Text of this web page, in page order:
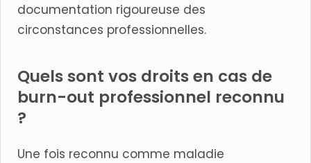
documentation rigoureuse des
circonstances professionnelles.
Quels sont vos droits en cas de
burn-out professionnel reconnu
?
Une fois reconnu comme maladie